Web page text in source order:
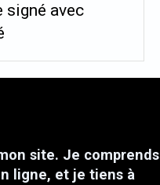
signé avec
site. Je comprends
ligne, et je tiens à